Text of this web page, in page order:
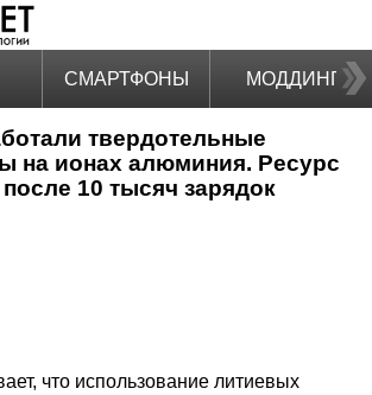
СМАРТФОНЫ МОДДИНГ
твердотельные
на ионах алюминия. Ресурс
10 тысяч зарядок
что использование литиевых